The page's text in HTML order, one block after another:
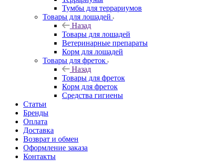
Тумбы для террариумов
Товары для лошадей
Назад
Товары для лошадей
Ветеринарные препараты
Корм для лошадей
Товары для фреток
Назад
Товары для фреток
Корм для фреток
Средства гигиены
Статьи
Бренды
Оплата
Доставка
Возврат и обмен
Оформление заказа
Контакты